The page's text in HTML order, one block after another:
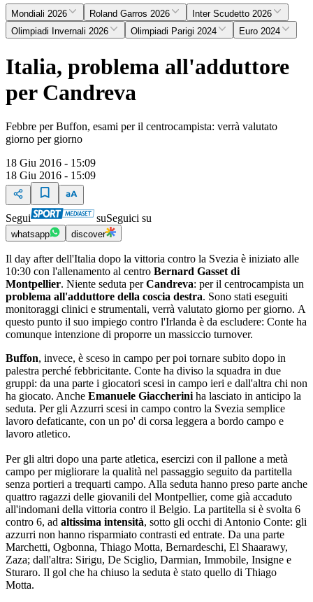
Mondiali 2026 Roland Garros 2026
Inter Scudetto 2026
Olimpiadi Invernali 2026
Olimpiadi Parigi 2024 Euro 2024
Italia, problema all'adduttore
per Candreva
Febbre per Buffon, esami per il centrocampista: verrà valutato
giorno per giorno
18 Giu 2016 - 15:09
18 Giu 2016 - 15:09
Segui suSeguici su
whatsapp discover
Il day after dell'Italia dopo la vittoria contro la Svezia è iniziato alle
10:30 con l'allenamento al centro Bernard Gasset di
Montpellier. Niente seduta perCandreva: per il centrocampista un
problema all'adduttore della coscia destra. Sono stati eseguiti
monitoraggi clinici e strumentali, verrà valutato giorno per giorno. A
questo punto il suo impiego contro l'Irlanda è da escludere: Conte ha
comunque intenzione di proporre un massiccio turnover.
Buffon, invece, è sceso in campo per poi tornare subito dopo in
palestra perché febbricitante. Conte ha diviso la squadra in due
gruppi: da una parte i giocatori scesi in campo ieri e dall'altra chi non
ha giocato. Anche Emanuele Giaccherini ha lasciato in anticipo la
seduta. Per gli Azzurri scesi in campo contro la Svezia semplice
lavoro defaticante, con un po' di corsa leggera a bordo campo e
lavoro atletico.
Per gli altri dopo una parte atletica, esercizi con il pallone a metà
campo per migliorare la qualità nel passaggio seguito da partitella
senza portieri a trequarti campo. Alla seduta hanno preso parte anche
quattro ragazzi delle giovanili del Montpellier, come già accaduto
all'indomani della vittoria contro il Belgio. La partitella si è svolta 6
contro 6, ad altissima intensità, sotto gli occhi di Antonio Conte: gli
azzurri non hanno risparmiato contrasti ed entrate. Da una parte
Marchetti, Ogbonna, Thiago Motta, Bernardeschi, El Shaarawy,
Zaza; dall'altra: Sirigu, De Sciglio, Darmian, Immobile, Insigne e
Sturaro. Il gol che ha chiuso la seduta è stato quello di Thiago
Motta.